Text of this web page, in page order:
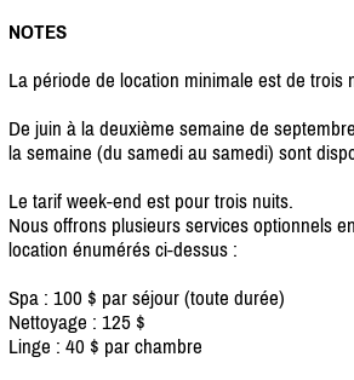
NOTES
La période de location minimale est de trois
De juin à la deuxième semaine de
la semaine (du samedi au samedi) sont
Le tarif week-end est pour trois nuits.
Nous offrons plusieurs services optionnels
location énumérés ci-dessus :
Spa : 100 $ par séjour (toute durée)
Nettoyage : 125 $
Linge : 40 $ par chambre